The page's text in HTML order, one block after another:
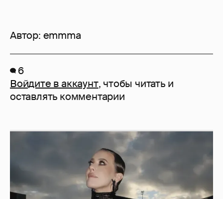
Автор: emmma
6
Войдите в аккаунт, чтобы читать и
оставлять комментарии